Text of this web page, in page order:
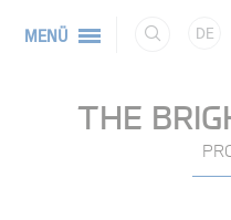
MENÜ DE
THE